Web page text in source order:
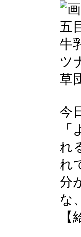
五
牛
ツ
草
今
れ
れ
分
な